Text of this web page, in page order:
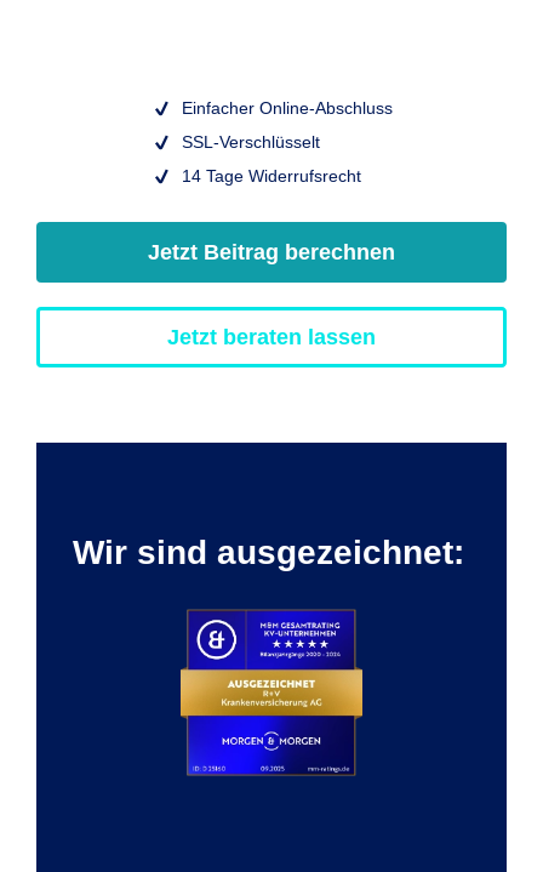
Einfacher Online-Abschluss
SSL-Verschlüsselt
14 Tage Widerrufsrecht
Jetzt Beitrag berechnen
Jetzt beraten lassen
Wir sind ausgezeichnet: